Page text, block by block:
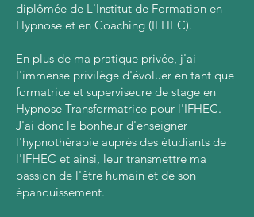
diplômée de L'Institut de Formation en
Hypnose et en Coaching (IFHEC).
En plus de ma pratique privée, j'ai
l'immense privilège d'évoluer en tant que
formatrice et superviseure de stage en
Hypnose Transformatrice pour l'IFHEC.
J'ai donc le bonheur d'enseigner
l'hypnothérapie auprès des étudiants de
l'IFHEC et ainsi, leur transmettre ma
passion de l'être humain et de son
épanouissement.